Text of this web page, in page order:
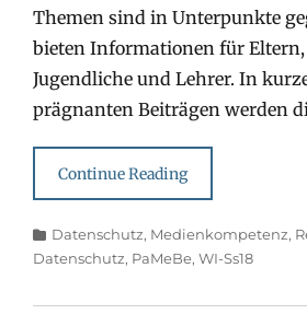
Themen sind in Unterpunkte
bieten Informationen für
Jugendliche und Lehrer. In
prägnanten Beiträgen werden
Continue Reading
Categories
Datenschutz, Medienkompetenz,
Datenschutz, PaMeBe, WI-Ss18